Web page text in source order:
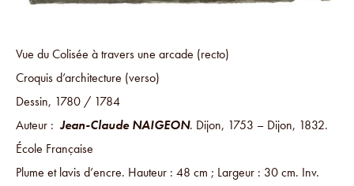
Vue du Colisée à travers une arcade (recto)
Croquis d’architecture (verso)
Dessin, 1780 / 1784
Auteur :Jean-Claude NAIGEON. Dijon, 1753 – Dijon, 1832.
École Française
Plume et lavis d’encre. Hauteur : 48 cm ; Largeur : 30 cm. Inv.